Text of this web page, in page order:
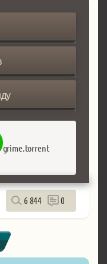
grime.torrent
6 844 0